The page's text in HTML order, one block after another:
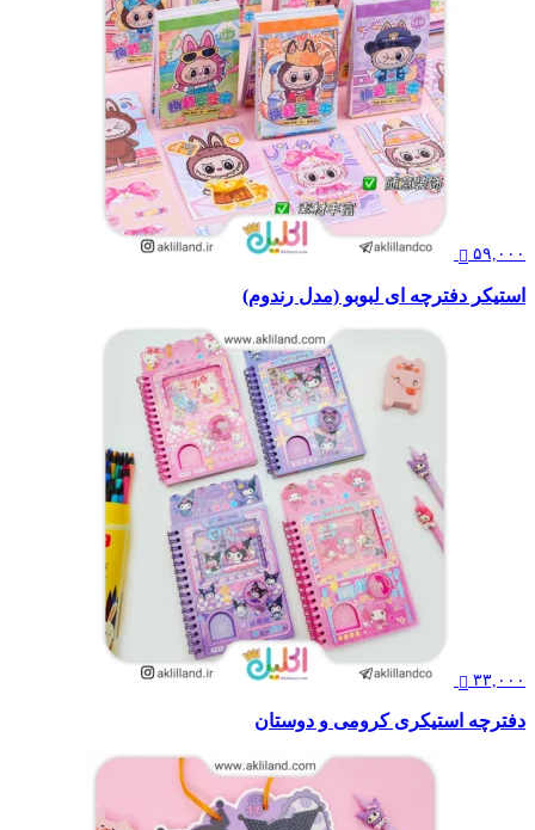
۵۹,۰۰۰
استیکر دفترچه ای لبوبو (مدل رندوم)
۳۳,۰۰۰
دفترچه استیکری کرومی و دوستان